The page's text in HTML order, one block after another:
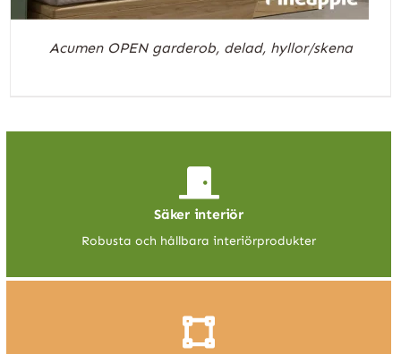
Acumen OPEN garderob, delad, hyllor/skena
Säker interiör
Robusta och hållbara interiörprodukter